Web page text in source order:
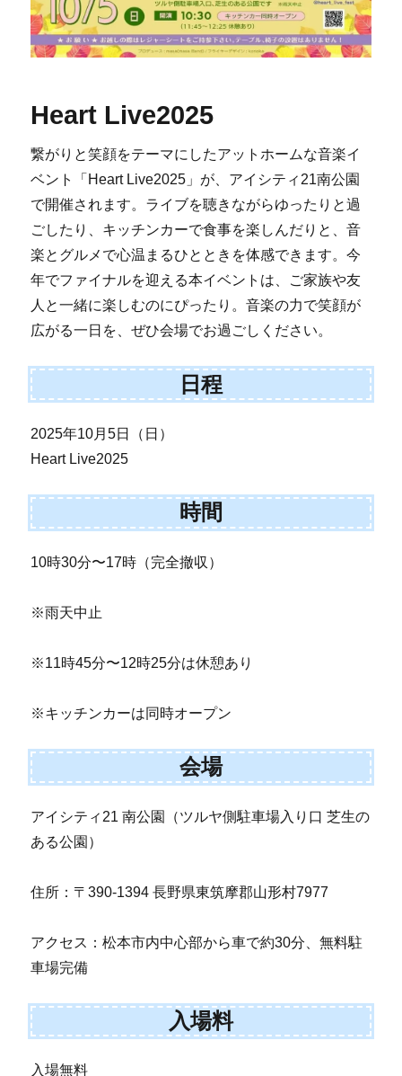
Heart Live2025
繋がりと笑顔をテーマにしたアットホームな音楽イ
ベント「Heart Live2025」が、アイシティ21南公園
で開催されます。ライブを聴きながらゆったりと過
ごしたり、キッチンカーで食事を楽しんだりと、音
楽とグルメで心温まるひとときを体感できます。今
年でファイナルを迎える本イベントは、ご家族や友
人と一緒に楽しむのにぴったり。音楽の力で笑顔が
広がる一日を、ぜひ会場でお過ごしください。
日程
2025年10月5日（日）
Heart Live2025
時間
10時30分〜17時（完全撤収）
※雨天中止
※11時45分〜12時25分は休憩あり
※キッチンカーは同時オープン
会場
アイシティ21 南公園（ツルヤ側駐車場入り口 芝生の
ある公園）
住所：〒390-1394 長野県東筑摩郡山形村7977
アクセス：松本市内中心部から車で約30分、無料駐
車場完備
入場料
入場無料